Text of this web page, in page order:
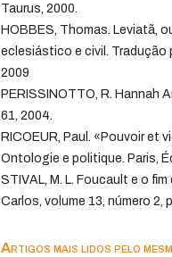
Taurus, 2000.
HOBBES, Thomas. Leviatã,
eclesiástico e civil. Tradução
2009
PERISSINOTTO, R. Hannah
61, 2004.
RICOEUR, Paul. «Pouvoir et
Ontologie e politique. Paris,
STIVAL, M. L. Foucault e o
Carlos, volume 13, número 2,
Artigos mais lidos pelo